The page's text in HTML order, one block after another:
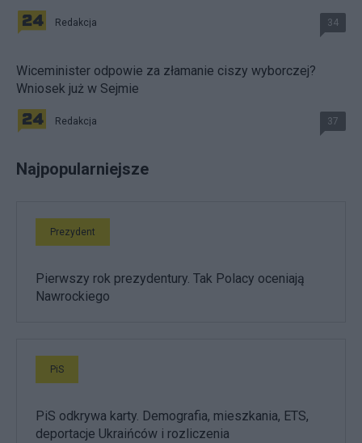
Redakcja 34
Wiceminister odpowie za złamanie ciszy wyborczej?
Wniosek już w Sejmie
Redakcja 37
Najpopularniejsze
Prezydent
Pierwszy rok prezydentury. Tak Polacy oceniają
Nawrockiego
PiS
PiS odkrywa karty. Demografia, mieszkania, ETS,
deportacje Ukraińców i rozliczenia